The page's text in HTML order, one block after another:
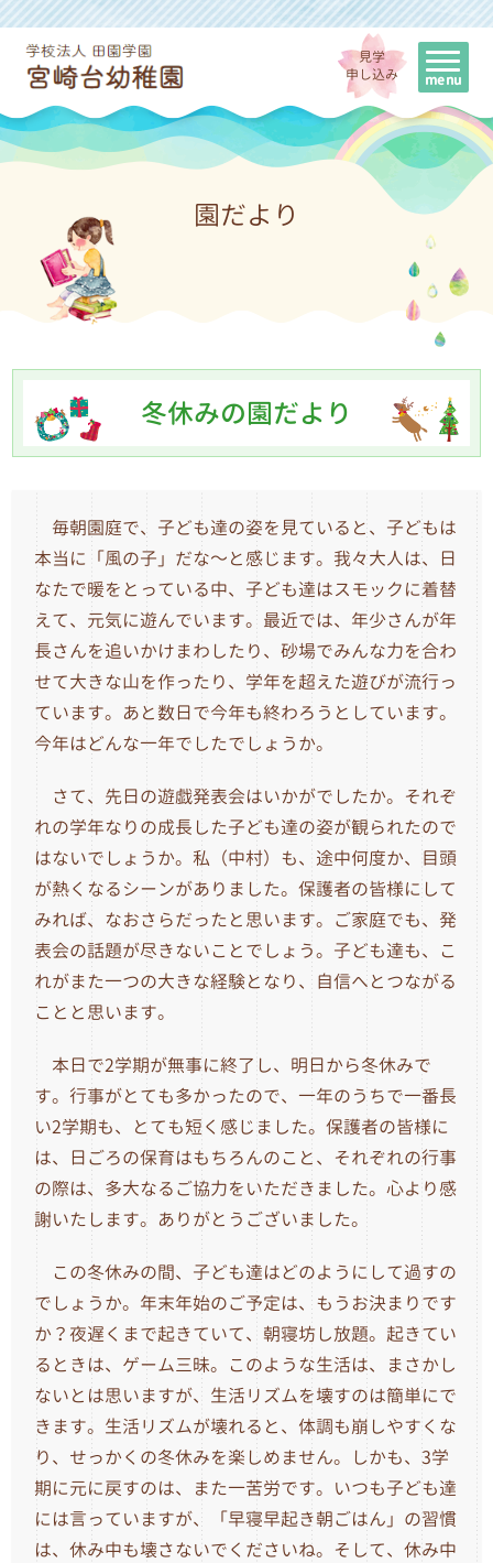
見学
申し込み
園だより
冬休みの園だより
毎朝園庭で、子ども達の姿を見ていると、子どもは
本当に「風の子」だな～と感じます。我々大人は、日
なたで暖をとっている中、子ども達はスモックに着替
えて、元気に遊んでいます。最近では、年少さんが年
長さんを追いかけまわしたり、砂場でみんな力を合わ
せて大きな山を作ったり、学年を超えた遊びが流行っ
ています。あと数日で今年も終わろうとしています。
今年はどんな一年でしたでしょうか。
さて、先日の遊戯発表会はいかがでしたか。それぞ
れの学年なりの成長した子ども達の姿が観られたので
はないでしょうか。私（中村）も、途中何度か、目頭
が熱くなるシーンがありました。保護者の皆様にして
みれば、なおさらだったと思います。ご家庭でも、発
表会の話題が尽きないことでしょう。子ども達も、こ
れがまた一つの大きな経験となり、自信へとつながる
ことと思います。
本日で2学期が無事に終了し、明日から冬休みで
す。行事がとても多かったので、一年のうちで一番長
い2学期も、とても短く感じました。保護者の皆様に
は、日ごろの保育はもちろんのこと、それぞれの行事
の際は、多大なるご協力をいただきました。心より感
謝いたします。ありがとうございました。
この冬休みの間、子ども達はどのようにして過すの
でしょうか。年末年始のご予定は、もうお決まりです
か？夜遅くまで起きていて、朝寝坊し放題。起きてい
るときは、ゲーム三昧。このような生活は、まさかし
ないとは思いますが、生活リズムを壊すのは簡単にで
きます。生活リズムが壊れると、体調も崩しやすくな
り、せっかくの冬休みを楽しめません。しかも、3学
期に元に戻すのは、また一苦労です。いつも子ども達
には言っていますが、「早寝早起き朝ごはん」の習慣
は、休み中も壊さないでくださいね。そして、休み中